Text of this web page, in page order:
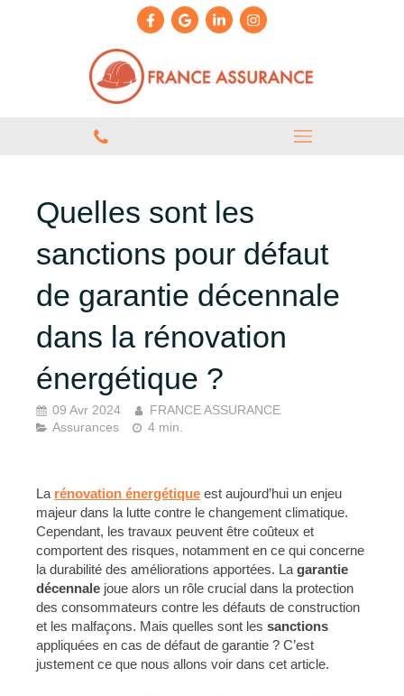
Quelles sont les
sanctions pour défaut
de garantie décennale
dans la rénovation
énergétique ?
09 Avr 2024
FRANCE ASSURANCE
Assurances
4 min.
La rénovation énergétique est aujourd’hui un enjeu
majeur dans la lutte contre le changement climatique.
Cependant, les travaux peuvent être coûteux et
comportent des risques, notamment en ce qui concerne
la durabilité des améliorations apportées. La garantie
décennale joue alors un rôle crucial dans la protection
des consommateurs contre les défauts de construction
et les malfaçons. Mais quelles sont les sanctions
appliquées en cas de défaut de garantie ? C’est
justement ce que nous allons voir dans cet article.